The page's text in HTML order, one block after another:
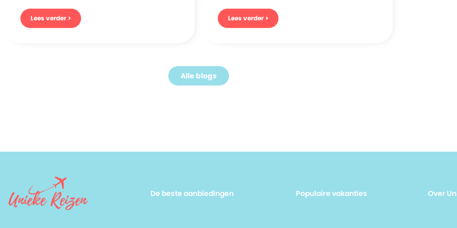
Lees verder > Lees verder >
Alle blogs
De beste aanbiedingen Populaire vakanties Over